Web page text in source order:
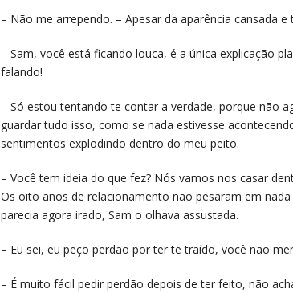
– Não me arrependo. – Apesar da aparência cansada
– Sam, você está ficando louca, é a única explicação
falando!
– Só estou tentando te contar a verdade, porque não
guardar tudo isso, como se nada estivesse
sentimentos explodindo dentro do meu peito.
– Você tem ideia do que fez? Nós vamos nos casar
Os oito anos de relacionamento não pesaram em
parecia agora irado, Sam o olhava assustada.
– Eu sei, eu peço perdão por ter te traído, você não
– É muito fácil pedir perdão depois de ter feito, não